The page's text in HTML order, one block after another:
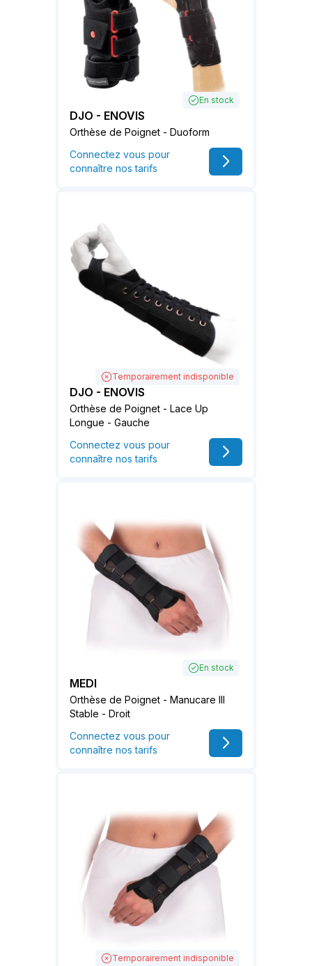
En stock
DJO - ENOVIS
Orthèse de Poignet - Duoform
Connectez vous pour
connaître nos tarifs
Temporairement indisponible
DJO - ENOVIS
Orthèse de Poignet - Lace Up
Longue - Gauche
Connectez vous pour
connaître nos tarifs
En stock
MEDI
Orthèse de Poignet - Manucare III
Stable - Droit
Connectez vous pour
connaître nos tarifs
Temporairement indisponible